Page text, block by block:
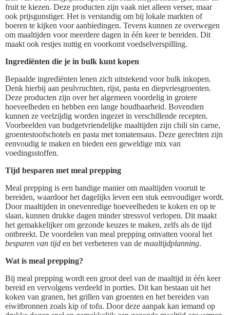
fruit te kiezen. Deze producten zijn vaak niet alleen verser, maar
ook prijsgunstiger. Het is verstandig om bij lokale markten of
boeren te kijken voor aanbiedingen. Tevens kunnen ze overwegen
om maaltijden voor meerdere dagen in één keer te bereiden. Dit
maakt ook restjes nuttig en voorkomt voedselverspilling.
Ingrediënten die je in bulk kunt kopen
Bepaalde ingrediënten lenen zich uitstekend voor bulk inkopen.
Denk hierbij aan peulvruchten, rijst, pasta en diepvriesgroenten.
Deze producten zijn over het algemeen voordelig in grotere
hoeveelheden en hebben een lange houdbaarheid. Bovendien
kunnen ze veelzijdig worden ingezet in verschillende recepten.
Voorbeelden van budgetvriendelijke maaltijden zijn chili sin carne,
groentestoofschotels en pasta met tomatensaus. Deze gerechten zijn
eenvoudig te maken en bieden een geweldige mix van
voedingsstoffen.
Tijd besparen met meal prepping
Meal prepping is een handige manier om maaltijden vooruit te
bereiden, waardoor het dagelijks leven een stuk eenvoudiger wordt.
Door maaltijden in onevenredige hoeveelheden te koken en op te
slaan, kunnen drukke dagen minder stressvol verlopen. Dit maakt
het gemakkelijker om gezonde keuzes te maken, zelfs als de tijd
ontbreekt. De voordelen van meal prepping omvatten vooral het
besparen van tijd en het verbeteren van de maaltijdplanning.
Wat is meal prepping?
Bij meal prepping wordt een groot deel van de maaltijd in één keer
bereid en vervolgens verdeeld in porties. Dit kan bestaan uit het
koken van granen, het grillen van groenten en het bereiden van
eiwitbronnen zoals kip of tofu. Door deze aanpak kan iemand op